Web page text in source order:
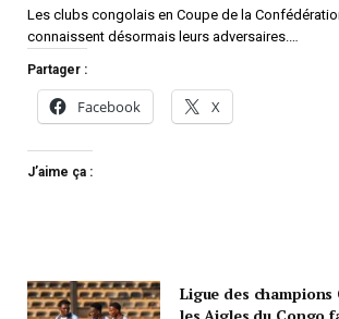
Les clubs congolais en Coupe de la
connaissent désormais leurs adversaires.…
Partager :
Facebook X
J’aime ça :
Ligue des champions